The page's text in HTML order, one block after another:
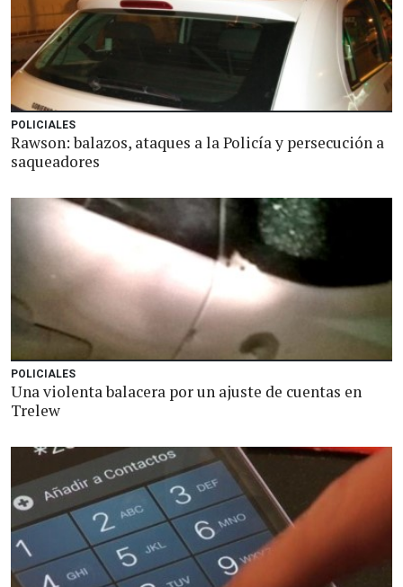
POLICIALES
Rawson: balazos, ataques a la Policía y persecución a
saqueadores
POLICIALES
Una violenta balacera por un ajuste de cuentas en
Trelew